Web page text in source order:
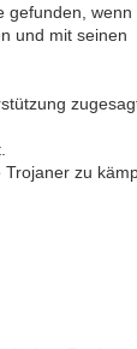
gefunden, wenn
und mit seinen
zu